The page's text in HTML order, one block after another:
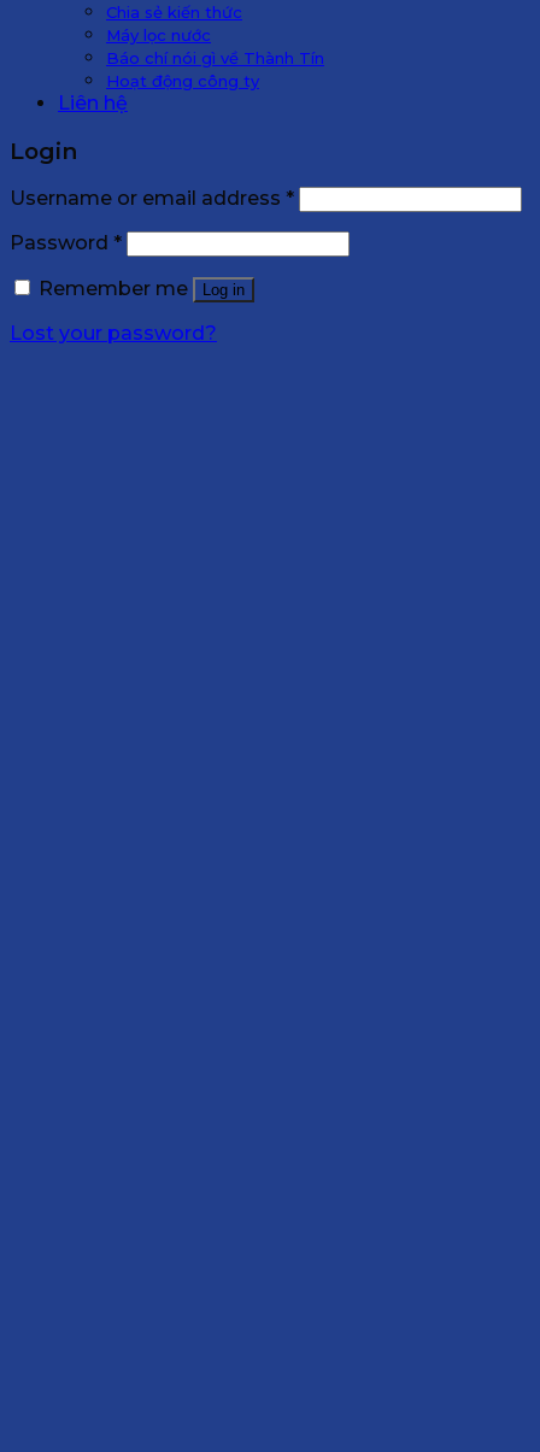
Chia sẻ kiến thức
Máy lọc nước
Báo chí nói gì về Thành Tín
Hoạt động công ty
Liên hệ
Login
Username or email address *
Password *
Remember me
Log in
Lost your password?